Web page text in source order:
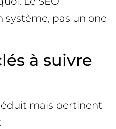
pas un one-
à suivre
mais pertinent